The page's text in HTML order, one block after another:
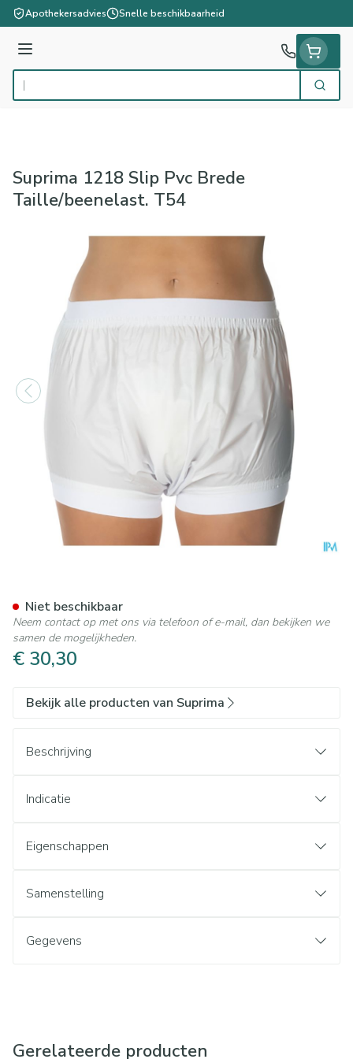
Ga naar de inhoud
Apothekersadvies Snelle beschikbaarheid
Menu
Product, merk, categorie... Zoek
Suprima 1218 Slip Pvc Brede
Taille/beenelast. T54
€ 30,30
Niet beschikbaar
Neem contact op met ons via telefoon of e-mail, dan bekijken we
samen de mogelijkheden.
Bekijk alle producten van Suprima
Beschrijving
Indicatie
Eigenschappen
Samenstelling
Gegevens
Gerelateerde producten